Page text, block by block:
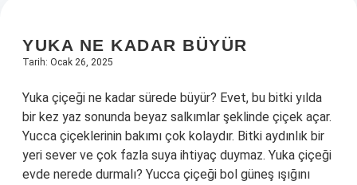
YUKA NE KADAR BÜYÜR
Tarih: Ocak 26, 2025
Yuka çiçeği ne kadar sürede büyür? Evet, bu bitki yılda
bir kez yaz sonunda beyaz salkımlar şeklinde çiçek açar.
Yucca çiçeklerinin bakımı çok kolaydır. Bitki aydınlık bir
yeri sever ve çok fazla suya ihtiyaç duymaz. Yuka çiçeği
evde nerede durmalı? Yucca çiçeği bol güneş ışığını